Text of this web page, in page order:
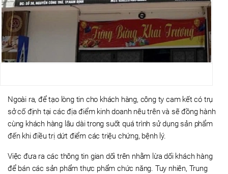
Ngoài ra, để tạo lòng tin cho khách hàng, công ty cam kết có trụ
sở cố định tại các địa điểm kinh doanh nêu trên và sẽ đồng hành
cùng khách hàng lâu dài trong suốt quá trình sử dụng sản phẩm
đến khi điều trị dứt điểm các triệu chứng, bệnh lý.
Việc đưa ra các thông tin gian dối trên nhằm lừa dối khách hàng
để bán các sản phẩm thực phẩm chức năng. Tuy nhiên, Trung